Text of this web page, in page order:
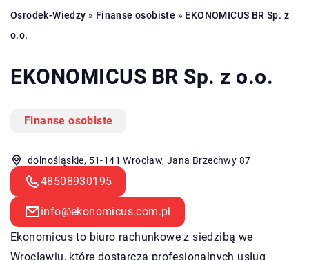
Osrodek-Wiedzy » Finanse osobiste » EKONOMICUS BR Sp. z
o.o.
EKONOMICUS BR Sp. z o.o.
Finanse osobiste
dolnośląskie, 51-141 Wrocław, Jana Brzechwy 87
48508930195
info@ekonomicus.com.pl
Ekonomicus to biuro rachunkowe z siedzibą we
Wrocławiu, które dostarcza profesjonalnych usług